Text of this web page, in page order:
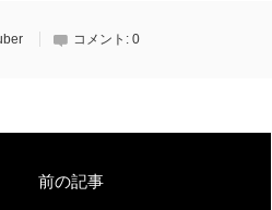
コメント: 0